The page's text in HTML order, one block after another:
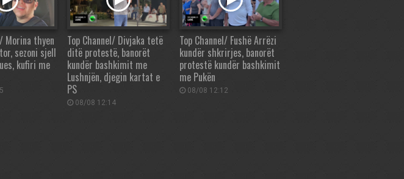
Morina thyen
sezoni sjell
kufiri me
Top Channel/ Divjaka tetë
ditë protestë, banorët
kundër bashkimit me
Lushnjën, djegin kartat e
PS
08/08 12:14
Top Channel/ Fushë Arrëzi
kundër shkrirjes, banorët
protestë kundër bashkimit
me Pukën
08/08 12:12